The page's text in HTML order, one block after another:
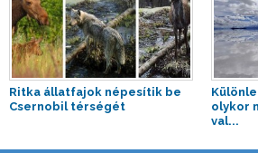
Ritka állatfajok népesítik be
Csernobil térségét
olykor
val...